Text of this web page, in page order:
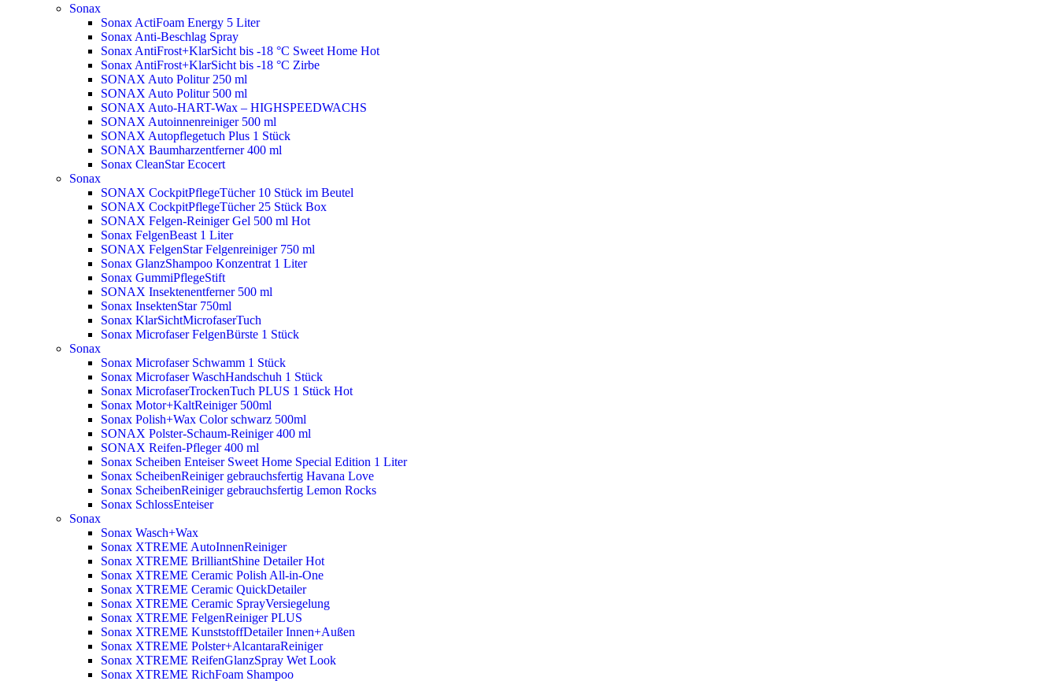
Sonax
Sonax ActiFoam Energy 5 Liter
Sonax Anti-Beschlag Spray
Sonax AntiFrost+KlarSicht bis -18 °C Sweet Home Hot
Sonax AntiFrost+KlarSicht bis -18 °C Zirbe
SONAX Auto Politur 250 ml
SONAX Auto Politur 500 ml
SONAX Auto-HART-Wax – HIGHSPEEDWACHS
SONAX Autoinnenreiniger 500 ml
SONAX Autopflegetuch Plus 1 Stück
SONAX Baumharzentferner 400 ml
Sonax CleanStar Ecocert
Sonax
SONAX CockpitPflegeTücher 10 Stück im Beutel
SONAX CockpitPflegeTücher 25 Stück Box
SONAX Felgen-Reiniger Gel 500 ml Hot
Sonax FelgenBeast 1 Liter
SONAX FelgenStar Felgenreiniger 750 ml
Sonax GlanzShampoo Konzentrat 1 Liter
Sonax GummiPflegeStift
SONAX Insektenentferner 500 ml
Sonax InsektenStar 750ml
Sonax KlarSichtMicrofaserTuch
Sonax Microfaser FelgenBürste 1 Stück
Sonax
Sonax Microfaser Schwamm 1 Stück
Sonax Microfaser WaschHandschuh 1 Stück
Sonax MicrofaserTrockenTuch PLUS 1 Stück Hot
Sonax Motor+KaltReiniger 500ml
Sonax Polish+Wax Color schwarz 500ml
SONAX Polster-Schaum-Reiniger 400 ml
SONAX Reifen-Pfleger 400 ml
Sonax Scheiben Enteiser Sweet Home Special Edition 1 Liter
Sonax ScheibenReiniger gebrauchsfertig Havana Love
Sonax ScheibenReiniger gebrauchsfertig Lemon Rocks
Sonax SchlossEnteiser
Sonax
Sonax Wasch+Wax
Sonax XTREME AutoInnenReiniger
Sonax XTREME BrilliantShine DetailerHot
Sonax XTREME Ceramic Polish All-in-One
Sonax XTREME Ceramic QuickDetailer
Sonax XTREME Ceramic SprayVersiegelung
Sonax XTREME FelgenReiniger PLUS
Sonax XTREME KunststoffDetailer Innen+Außen
Sonax XTREME Polster+AlcantaraReiniger
Sonax XTREME ReifenGlanzSpray Wet Look
Sonax XTREME RichFoam Shampoo